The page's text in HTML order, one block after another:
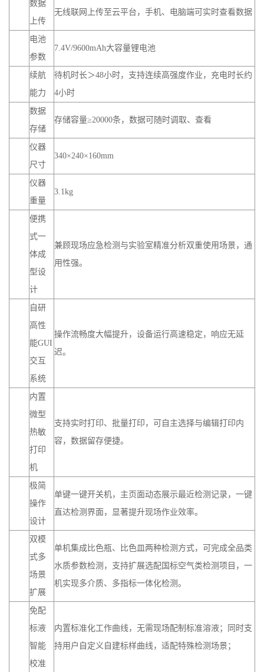
数据
上传
无线联网上传至云平台，手机、电脑端可实时查看数据
电池
参数
7.4V/9600mAh大容量锂电池
续航
能力
待机时长＞48小时，支持连续高强度作业，充电时长约
4小时
数据
存储
存储容量≥20000条，数据可随时调取、查看
仪器
尺寸
340×240×160mm
仪器
重量
3.1kg
便携
式一
体成
型设
计
兼顾现场应急检测与实验室精准分析双重使用场景，通
用性强。
自研
高性
能GUI
交互
系统
操作流畅度大幅提升，设备运行高速稳定，响应无延
迟。
内置
微型
热敏
打印
机
支持实时打印、批量打印，可自主选择与编辑打印内
容，数据留存便捷。
极简
操作
设计
单键一键开关机，主页面动态展示最近检测记录，一键
直达检测界面，显著提升现场作业效率。
双模
式多
场景
扩展
单机集成比色瓶、比色皿两种检测方式，可完成全品类
水质参数检测，支持扩展选配国标空气类检测项目，一
机实现多介质、多指标一体化检测。
免配
标液
智能
校准
内置标准化工作曲线，无需现场配制标准溶液；同时支
持用户自定义自建标样曲线，适配特殊检测场景；